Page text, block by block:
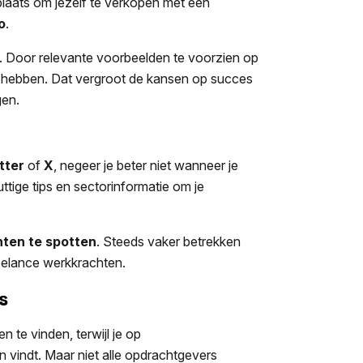
.
Door relevante voorbeelden te voorzien op
Dat vergroot de kansen op succes
ofX, negeer je beter niet wanneer je
tips en sectorinformatie om je
te spotten. Steeds vaker betrekken
werkkrachten.
te vinden, terwijl je op
vindt. Maar niet alle opdrachtgevers